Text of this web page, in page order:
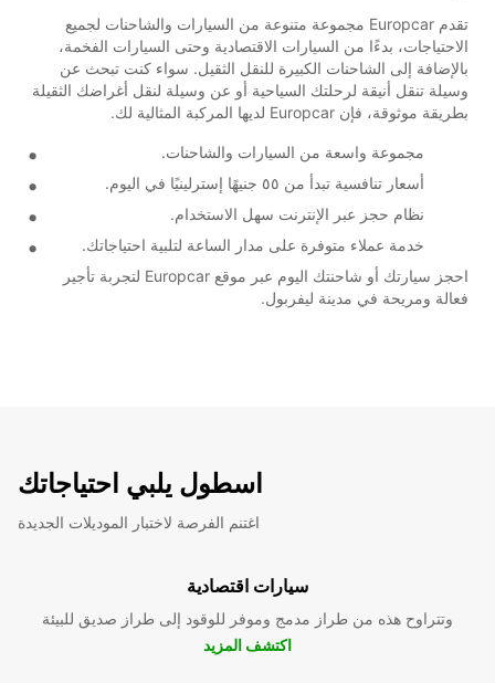
تقدم Europcar مجموعة متنوعة من السيارات والشاحنات لجميع
الاحتياجات، بدءًا من السيارات الاقتصادية وحتى السيارات الفخمة،
بالإضافة إلى الشاحنات الكبيرة للنقل الثقيل. سواء كنت تبحث عن
وسيلة تنقل أنيقة لرحلتك السياحية أو عن وسيلة لنقل أغراضك الثقيلة
بطريقة موثوقة، فإن Europcar لديها المركبة المثالية لك.
مجموعة واسعة من السيارات والشاحنات.
أسعار تنافسية تبدأ من ٥٥ جنيهًا إسترلينيًا في اليوم.
نظام حجز عبر الإنترنت سهل الاستخدام.
خدمة عملاء متوفرة على مدار الساعة لتلبية احتياجاتك.
احجز سيارتك أو شاحنتك اليوم عبر موقع Europcar لتجربة تأجير
فعالة ومريحة في مدينة ليفربول.
اسطول يلبي احتياجاتك
اغتنم الفرصة لاختبار الموديلات الجديدة
سيارات اقتصادية
وتتراوح هذه من طراز مدمج وموفر للوقود إلى طراز صديق للبيئة
اكتشف المزيد